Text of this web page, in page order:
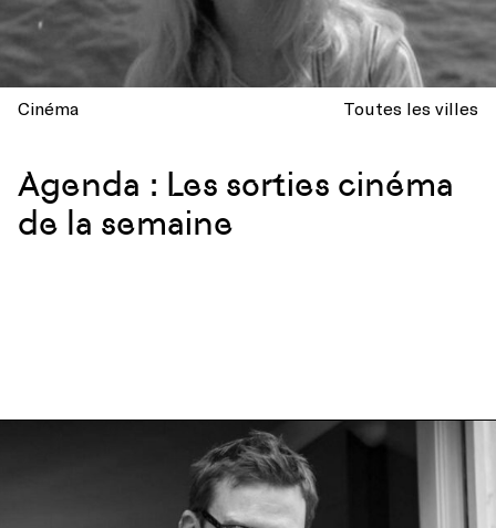
Cinéma Toutes les villes
Agenda : Les sorties cinéma
de la semaine